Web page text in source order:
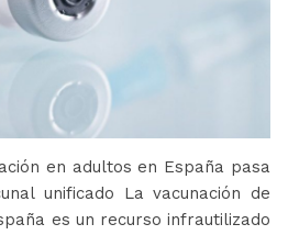
en adultos en España pasa
unificado La vacunación de
es un recurso infrautilizado